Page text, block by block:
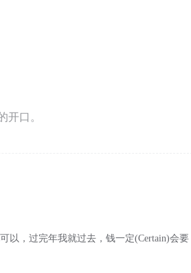
开口。
以，过完年我就过去，钱一定(Certain)会要